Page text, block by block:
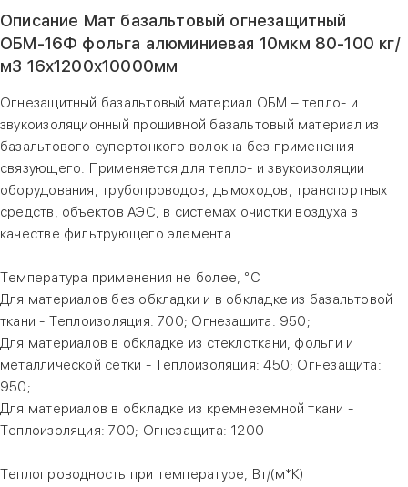
Описание Мат базальтовый огнезащитный
ОБМ-16Ф фольга алюминиевая 10мкм 80-100 кг/
м3 16х1200х10000мм
Огнезащитный базальтовый материал ОБМ – тепло- и
звукоизоляционный прошивной базальтовый материал из
базальтового супертонкого волокна без применения
связующего. Применяется для тепло- и звукоизоляции
оборудования, трубопроводов, дымоходов, транспортных
средств, объектов АЭС, в системах очистки воздуха в
качестве фильтрующего элемента
Температура применения не более, °С
Для материалов без обкладки и в обкладке из базальтовой
ткани - Теплоизоляция: 700; Огнезащита: 950;
Для материалов в обкладке из стеклоткани, фольги и
металлической сетки - Теплоизоляция: 450; Огнезащита:
950;
Для материалов в обкладке из кремнеземной ткани -
Теплоизоляция: 700; Огнезащита: 1200
Теплопроводность при температуре, Вт/(м*К)